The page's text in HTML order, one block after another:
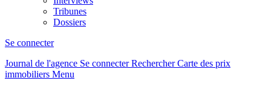
Tribunes
Dossiers
Se connecter
Journal de l'agence Se connecterRechercher Carte des prix
immobiliers Menu